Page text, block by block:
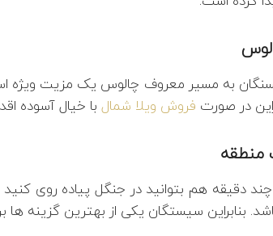
در صورت فروش ویلا شمال با خیال آسوده
منطقه
دقیقه هم بتوانید در جنگل پیاده روی
بنابراین سیستگان یکی از بهترین گزینه ها